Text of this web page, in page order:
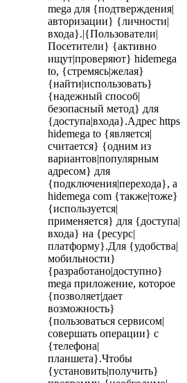
mega для {подтверждения|
авторизации} {личности|
входа}.|{Пользователи|
Посетители} {активно
ищут|проверяют} hidemega
to, {стремясь|желая}
{найти|использовать}
{надежный способ|
безопасный метод} для
{доступа|входа}.Адрес https
hidemega to {является|
считается} {одним из
вариантов|популярным
адресом} для
{подключения|перехода}, а
hidemega com {также|тоже}
{используется|
применяется} для {доступа|
входа} на {ресурс|
платформу}.Для {удобства|
мобильности}
{разработано|доступно}
mega приложение, которое
{позволяет|дает
возможность}
{пользоваться сервисом|
совершать операции} с
{телефона|
планшета}.Чтобы
{установить|получить}